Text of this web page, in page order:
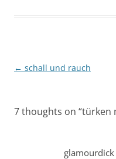
Post
← schall und rauch
7 thoughts on “türken
glamourdick